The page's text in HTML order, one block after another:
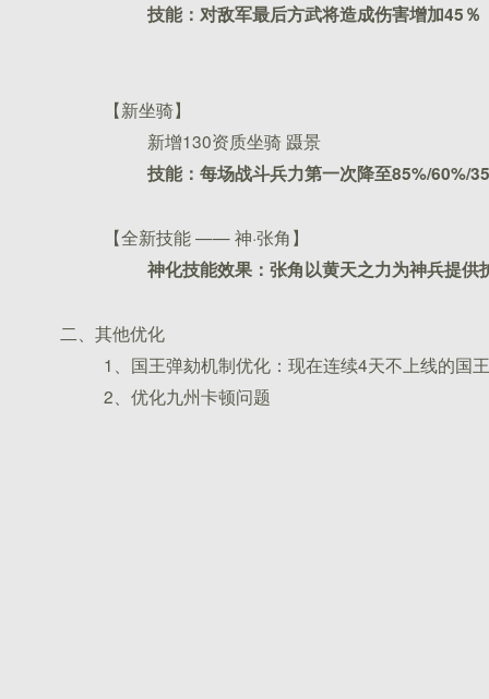
技能： 对敌军最后方武将造成伤害增加45％
【新坐骑】
新增130资质坐骑 蹑景
技能：每场战斗兵力第一次降至85%/60%/3
【全新技能 —— 神·张角】
神化技能效果：张角以黄天之力为神兵提
二、其他优化
1、国王弹劾机制优化：现在连续4天不上线的国
2、优化九州卡顿问题